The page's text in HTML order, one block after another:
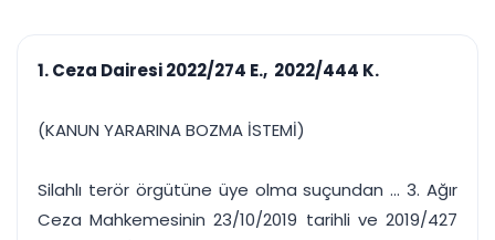
Duruşma ve görev
takvimi
Bildirim
takibi
Tek panelde uçtan uca yönetim
UYAP & UETS entegrasyonundan finansa, hepsi bir arada.
1. Ceza Dairesi 2022/274 E., 2022/444 K.
(KANUN YARARINA BOZMA İSTEMİ)
Silahlı terör örgütüne üye olma suçundan ... 3. Ağır
Ceza Mahkemesinin 23/10/2019 tarihli ve 2019/427